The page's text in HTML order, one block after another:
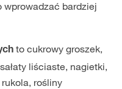
wprowadzać bardziej
to cukrowy groszek,
liściaste, nagietki,
rośliny